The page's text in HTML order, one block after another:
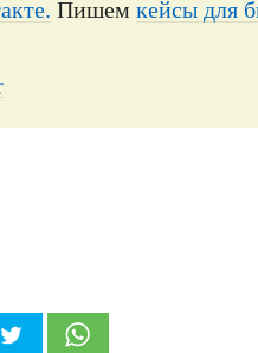
Пишем кейсы для